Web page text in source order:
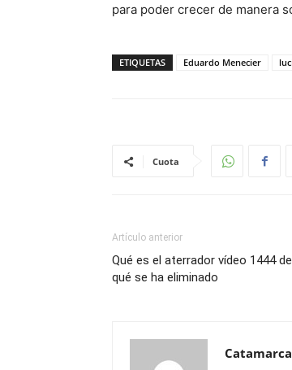
para poder crecer de manera
ETIQUETAS Eduardo Menecier
Cuota
Artículo anterior
Qué es el aterrador vídeo 1444
qué se ha eliminado